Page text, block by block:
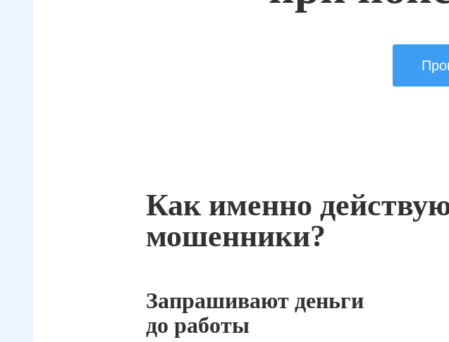
Как именно
мошенники?
Запрашивают деньги
до работы